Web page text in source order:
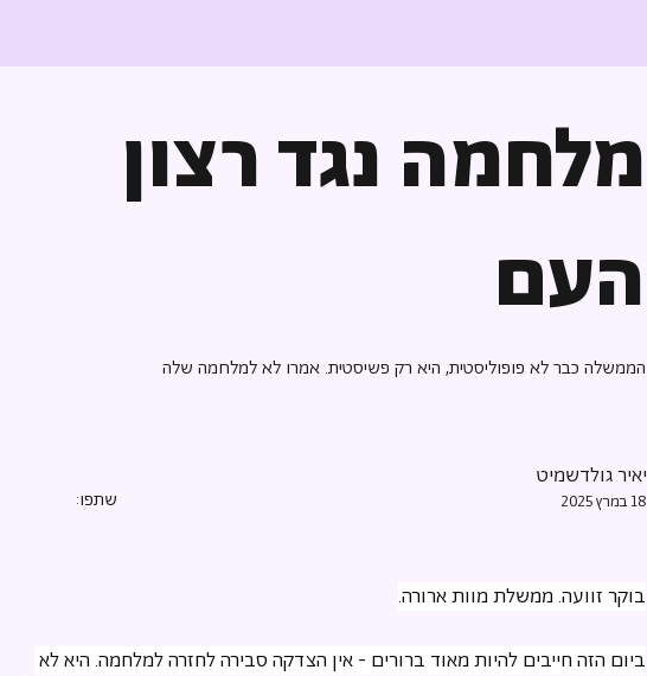
מלחמה נגד רצון
העם
הממשלה כבר לא פופוליסטית, היא רק פשיסטית. אמרו לא למלחמה שלה
שתפו:
יאיר גולדשמיט
18 במרץ 2025
בוקר זוועה. ממשלת מוות ארורה.
ביום הזה חייבים להיות מאוד ברורים - אין הצדקה סבירה לחזרה למלחמה. היא לא